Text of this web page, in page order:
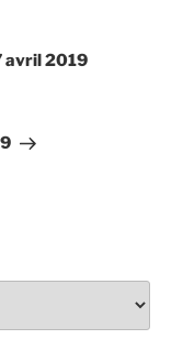
avril 2019